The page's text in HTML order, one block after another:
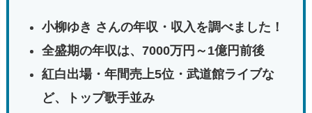
小柳ゆき さんの年収・収入を調べました！
全盛期の年収は、7000万円～ 1億円前後
紅白出場・年間売上5位・武道館ライブな
ど、トップ歌手並み